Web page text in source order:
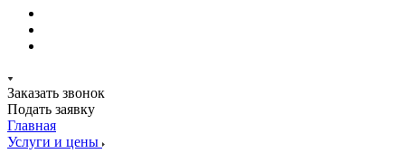
Заказать звонок
Подать заявку
Главная
Услуги и цены